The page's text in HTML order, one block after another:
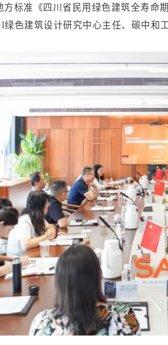
标准《四川省民用绿色建筑全寿命
色建筑设计研究中心主任、碳中和